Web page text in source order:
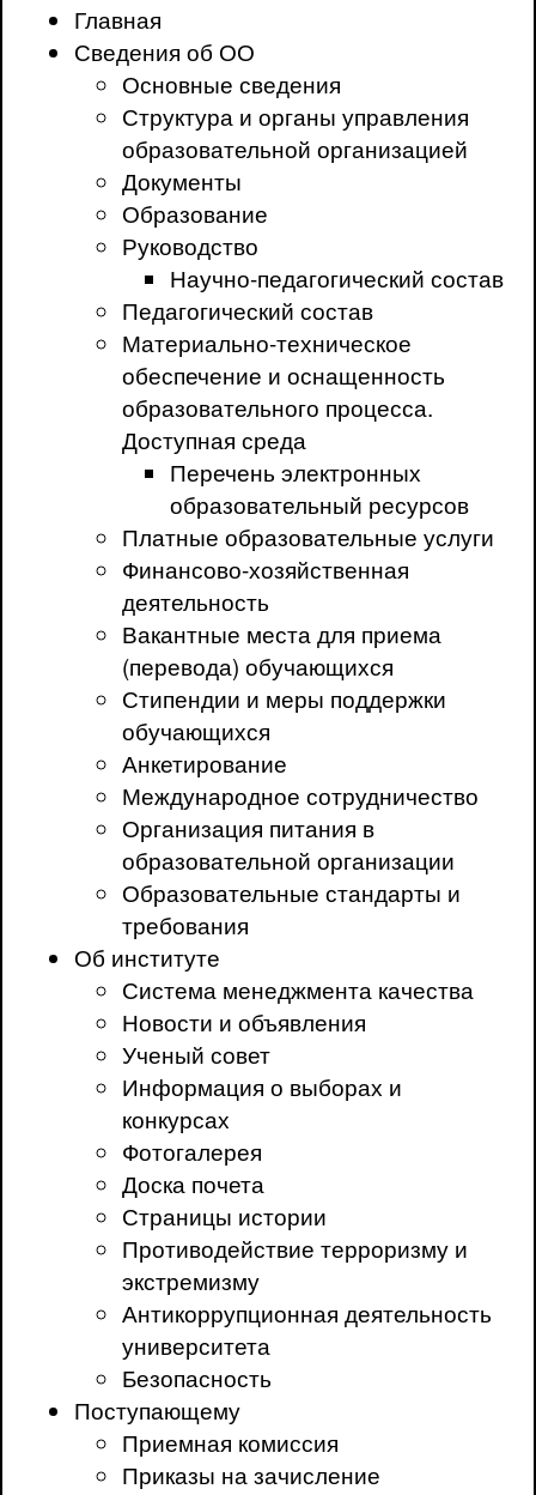
Главная
Сведения об ОО
Основные сведения
Структура и органы управления
образовательной организацией
Документы
Образование
Руководство
Научно-педагогический состав
Педагогический состав
Материально-техническое
обеспечение и оснащенность
образовательного процесса.
Доступная среда
Перечень электронных
образовательный ресурсов
Платные образовательные услуги
Финансово-хозяйственная
деятельность
Вакантные места для приема
(перевода) обучающихся
Стипендии и меры поддержки
обучающихся
Анкетирование
Международное сотрудничество
Организация питания в
образовательной организации
Образовательные стандарты и
требования
Об институте
Система менеджмента качества
Новости и объявления
Ученый совет
Информация о выборах и
конкурсах
Фотогалерея
Доска почета
Страницы истории
Противодействие терроризму и
экстремизму
Антикоррупционная деятельность
университета
Безопасность
Поступающему
Приемная комиссия
Приказы на зачисление